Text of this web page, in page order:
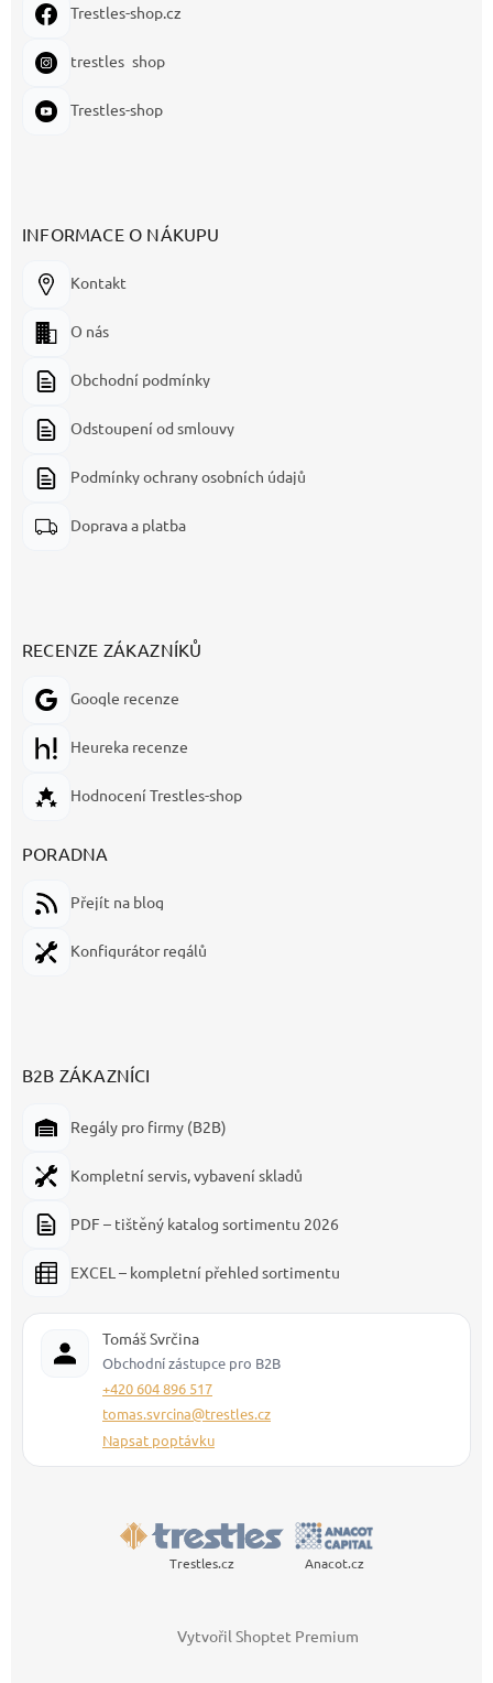
Trestles-shop.cz
trestles_shop
Trestles-shop
INFORMACE O NÁKUPU
Kontakt
O nás
Obchodní podmínky
Odstoupení od smlouvy
Podmínky ochrany osobních údajů
Doprava a platba
RECENZE ZÁKAZNÍKŮ
Google recenze
Heureka recenze
Hodnocení Trestles-shop
PORADNA
Přejít na blog
Konfigurátor regálů
B2B ZÁKAZNÍCI
Regály pro firmy (B2B)
Kompletní servis, vybavení skladů
PDF – tištěný katalog sortimentu 2026
EXCEL – kompletní přehled sortimentu
Tomáš Svrčina
Obchodní zástupce pro B2B
+420 604 896 517
tomas.svrcina@trestles.cz
Napsat poptávku
Trestles.cz Anacot.cz
Vytvořil Shoptet Premium